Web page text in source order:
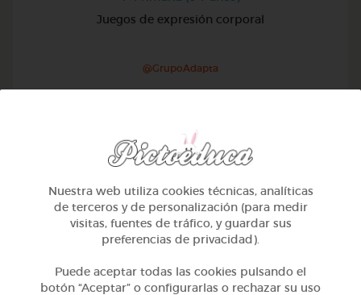
Juegos de expresión corporal
@GrupoAdapta
Nuestra web utiliza cookies técnicas, analíticas
de terceros y de personalización (para medir
visitas, fuentes de tráfico, y guardar sus
preferencias de privacidad).
Puede aceptar todas las cookies pulsando el
botón “Aceptar” o configurarlas o rechazar su uso